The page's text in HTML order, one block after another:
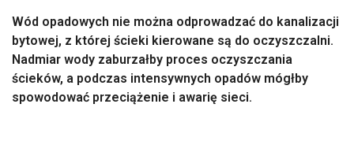
Wód opadowych nie można odprowadzać do kanalizacji
bytowej, z której ścieki kierowane są do oczyszczalni.
Nadmiar wody zaburzałby proces oczyszczania
ścieków, a podczas intensywnych opadów mógłby
spowodować przeciążenie i awarię sieci.